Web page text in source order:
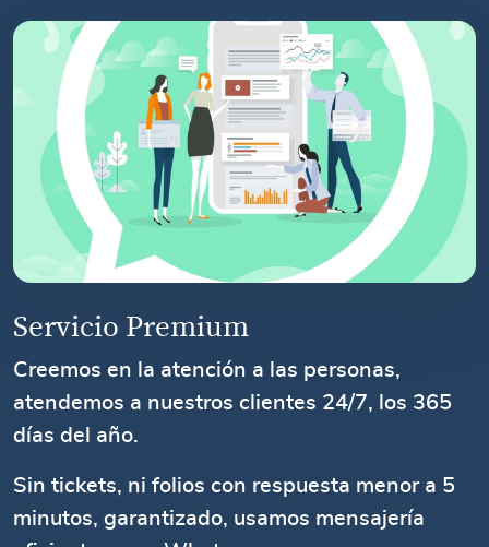
Servicio Premium
Creemos en la atención a las personas,
atendemos a nuestros clientes 24/7, los 365
días del año.
Sin tickets, ni folios con respuesta menor a 5
minutos, garantizado, usamos mensajería